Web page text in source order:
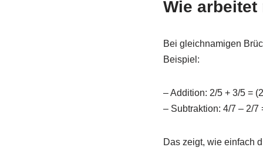
Wie
Bei gleichnamigen
Beispiel:
– Addition: 2/5 + 3/5 =
– Subtraktion: 4/7 – 2/7
Das zeigt, wie einfach